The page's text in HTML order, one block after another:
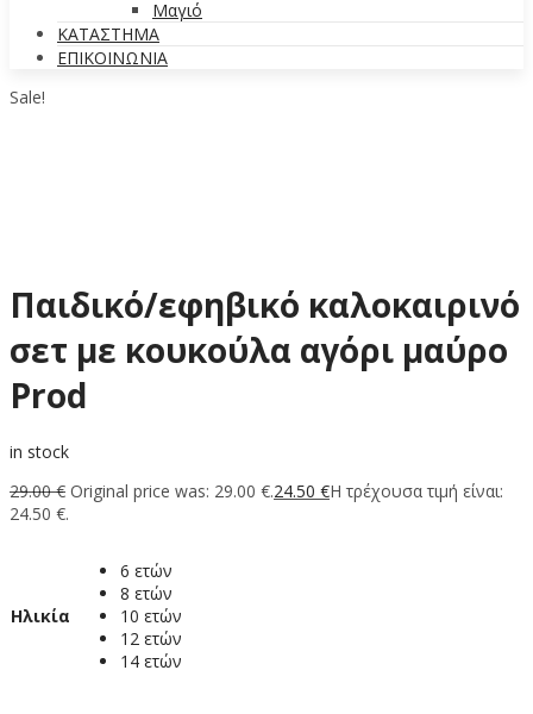
Μαγιό
ΚΑΤΑΣΤΗΜΑ
ΕΠΙΚΟΙΝΩΝΙΑ
Sale!
Παιδικό/εφηβικό καλοκαιρινό
σετ με κουκούλα αγόρι μαύρο
Prod
in stock
29.00€ Original price was: 29.00 €.24.50 €Η τρέχουσα τιμή είναι:
24.50 €.
Ηλικία
6 ετών
8 ετών
10 ετών
12 ετών
14 ετών